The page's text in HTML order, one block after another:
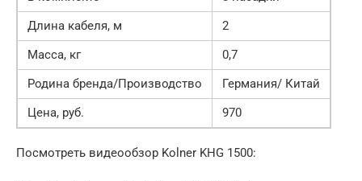
Длина кабеля, м
2
Масса, кг
0,7
Родина бренда/Производство
Германия/ Китай
Цена, руб.
970
Посмотреть видеообзор Kolner KHG 1500: